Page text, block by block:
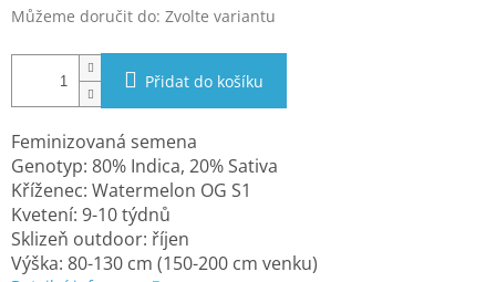
Můžeme doručit do: Zvolte variantu
Přidat do košíku
Feminizovaná semena
Genotyp: 80% Indica, 20% Sativa
Kříženec: Watermelon OG S1
Kvetení: 9-10 týdnů
Sklizeň outdoor: říjen
Výška: 80-130 cm (150-200 cm venku)